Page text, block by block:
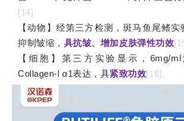
[14]
【动物】经第三方检测，斑马鱼尾鳍
抑制皱缩， 具抗皱、增加皮肤弹性功效
【细胞】第三方实验显示，6mg/
Collagen-l α1表达，具紧致功效[16]